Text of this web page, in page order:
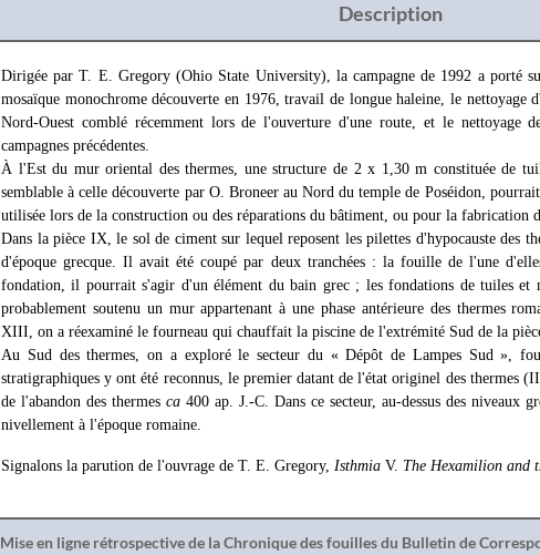
Description
Dirigée par T. E. Gregory (Ohio State University), la campagne de 1992 a porté
mosaïque monochrome découverte en 1976, travail de longue haleine, le nettoyage
Nord-Ouest comblé récemment lors de l'ouverture d'une route, et le nettoyage
campagnes précédentes.
À l'Est du mur oriental des thermes, une structure de 2 x 1,30 m constituée de
semblable à celle découverte par O. Broneer au Nord du temple de Poséidon,
utilisée lors de la construction ou des réparations du bâtiment, ou pour la fabrication
Dans la pièce IX, le sol de ciment sur lequel reposent les pilettes d'hypocauste des
d'époque grecque. Il avait été coupé par deux tranchées : la fouille de l'une
fondation, il pourrait s'agir d'un élément du bain grec ; les fondations de tuiles et
probablement soutenu un mur appartenant à une phase antérieure des thermes
XIII, on a réexaminé le fourneau qui chauffait la piscine de l'extrémité Sud de la
Au Sud des thermes, on a exploré le secteur du « Dépôt de Lampes Sud »,
stratigraphiques y ont été reconnus, le premier datant de l'état originel des thermes (II
de l'abandon des thermesca400 ap. J.-C. Dans ce secteur, au-dessus des niveaux
nivellement à l'époque romaine.
Signalons la parution de l'ouvrage de T. E. Gregory, Isthmia V. The Hexamilion and
Mise en ligne rétrospective de la Chronique des fouilles du Bulletin de